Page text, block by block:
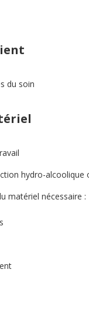
du soin
hydro-alcoolique
matériel nécessaire :